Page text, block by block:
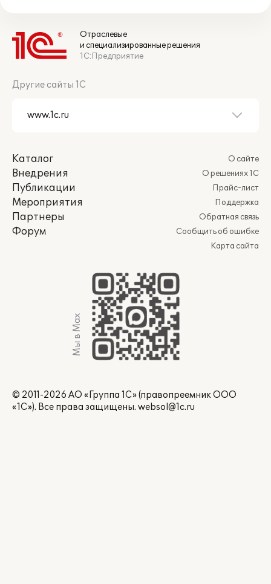
Отраслевые
и специализированные решения
1С:Предприятие
Другие сайты 1С
Каталог
Внедрения
Публикации
Мероприятия
Партнеры
Форум
О сайте
О решениях 1С
Прайс-лист
Поддержка
Обратная связь
Сообщить об ошибке
Карта сайта
Мы в Max
© 2011-2026 АО «Группа 1С» (правопреемник ООО
«1С»). Все права защищены. websol@1c.ru